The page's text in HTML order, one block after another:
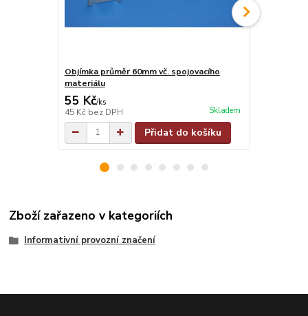
Objímka průměr 60mm vč. spojovacího
materiálu
55 Kč/ks
45 Kč bez DPH Skladem
Přidat do košíku
Zboží zařazeno v kategoriích
Informativní provozní značení